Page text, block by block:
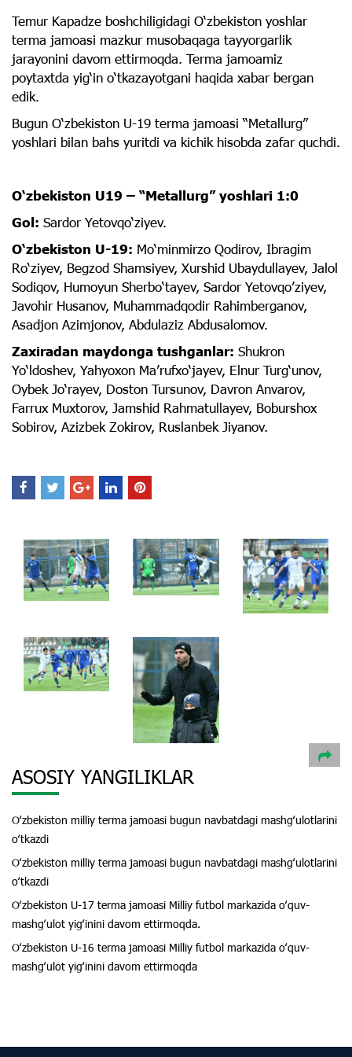
Temur Kapadze boshchiligidagi O‘zbekiston yoshlar
terma jamoasi mazkur musobaqaga tayyorgarlik
jarayonini davom ettirmoqda. Terma jamoamiz
poytaxtda yig‘in o‘tkazayotgani haqida xabar bergan
edik.
Bugun O‘zbekiston U-19 terma jamoasi “Metallurg”
yoshlari bilan bahs yuritdi va kichik hisobda zafar quchdi.
O‘zbekiston U19 – “Metallurg” yoshlari 1:0
Gol: Sardor Yetovqo‘ziyev.
O‘zbekiston U-19: Mo‘minmirzo Qodirov, Ibragim
Ro‘ziyev, Begzod Shamsiyev, Xurshid Ubaydullayev, Jalol
Sodiqov, Humoyun Sherbo‘tayev, Sardor Yetovqo’ziyev,
Javohir Husanov, Muhammadqodir Rahimberganov,
Asadjon Azimjonov, Abdulaziz Abdusalomov.
Zaxiradan maydonga tushganlar: Shukron
Yo‘ldoshev, Yahyoxon Ma’rufxo‘jayev, Elnur Turg‘unov,
Oybek Jo‘rayev, Doston Tursunov, Davron Anvarov,
Farrux Muxtorov, Jamshid Rahmatullayev, Boburshox
Sobirov, Azizbek Zokirov, Ruslanbek Jiyanov.
ASOSIY YANGILIKLAR
Oʻzbekiston milliy terma jamoasi bugun navbatdagi mashgʻulotlarini
oʻtkazdi
Oʻzbekiston milliy terma jamoasi bugun navbatdagi mashgʻulotlarini
oʻtkazdi
Oʻzbekiston U-17 terma jamoasi Milliy futbol markazida oʻquv-
mashgʻulot yigʻinini davom ettirmoqda.
Oʻzbekiston U-16 terma jamoasi Milliy futbol markazida oʻquv-
mashgʻulot yigʻinini davom ettirmoqda